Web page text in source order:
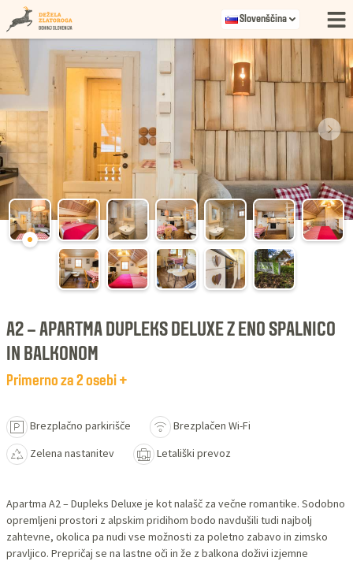
Slovenščina
A2 – APARTMA DUPLEKS DELUXE Z ENO SPALNICO
IN BALKONOM
Primerno za 2 osebi +
Brezplačno parkirišče
Brezplačen Wi-Fi
Zelena nastanitev
Letališki prevoz
Apartma A2 – Dupleks Deluxe je kot nalašč za večne romantike. Sodobno
opremljeni prostori z alpskim pridihom bodo navdušili tudi najbolj
zahtevne, okolica pa nudi vse možnosti za poletno zabavo in zimsko
pravljico. Prepričaj se na lastne oči in že z balkona doživi izjemne